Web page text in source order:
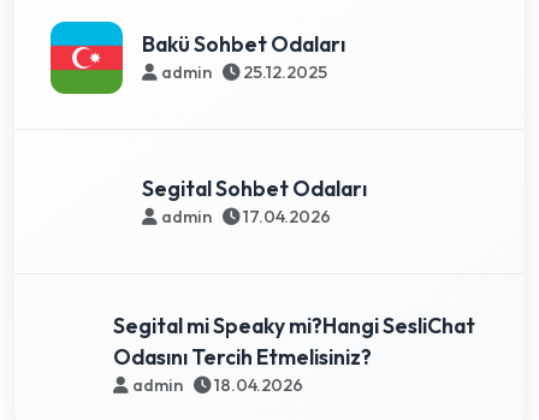
Bakü Sohbet Odaları
admin 25.12.2025
Segital Sohbet Odaları
admin 17.04.2026
Segital mi Speaky mi?Hangi SesliChat
Odasını Tercih Etmelisiniz?
admin 18.04.2026